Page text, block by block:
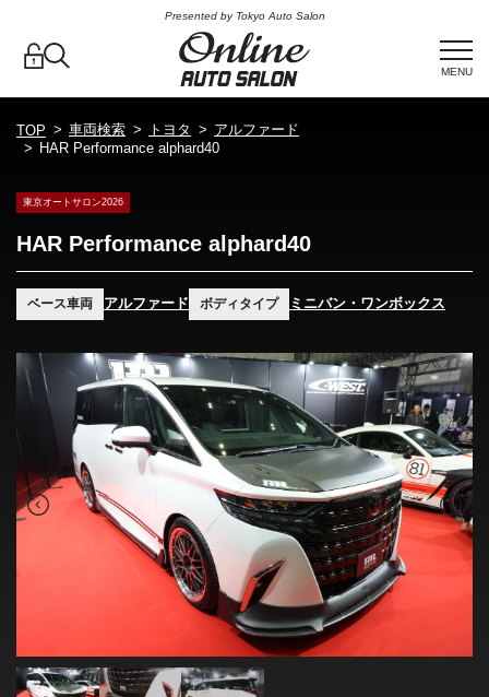
Presented by Tokyo Auto Salon
MENU
TOP 車両検索 トヨタ
アルファード
HAR Performance alphard40
東京オートサロン2026
HAR Performance alphard40
ベース車両 アルファード ボディタイプ ミニバン・ワンボックス